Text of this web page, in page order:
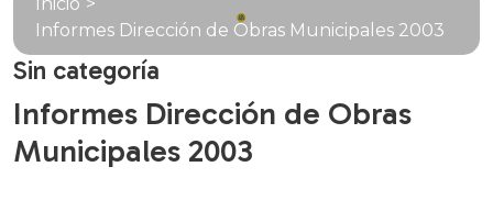
Informes Dirección de Obras Municipales 2003
Sin categoría
Informes Dirección de Obras
Municipales 2003